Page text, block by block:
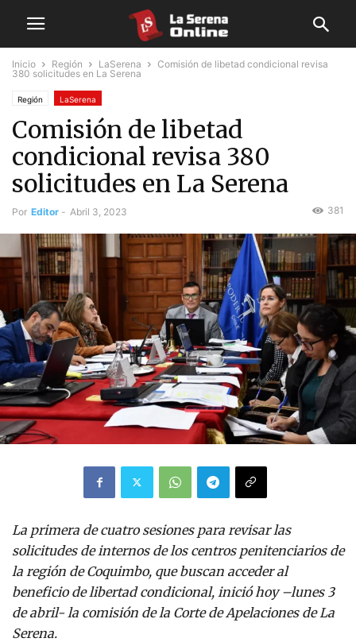
Inicio Región LaSerena
Comisión de libetad condicional revisa
380 solicitudes en La Serena
Región LaSerena
Comisión de libetad
condicional revisa 380
solicitudes en La Serena
Por Editor - Abril 3, 2023 381
La primera de cuatro sesiones para revisar las
solicitudes de internos de los centros penitenciarios de
la región de Coquimbo, que buscan acceder al
beneficio de libertad condicional, inició hoy –lunes 3
de abril- la comisión de la Corte de Apelaciones de La
Serena.